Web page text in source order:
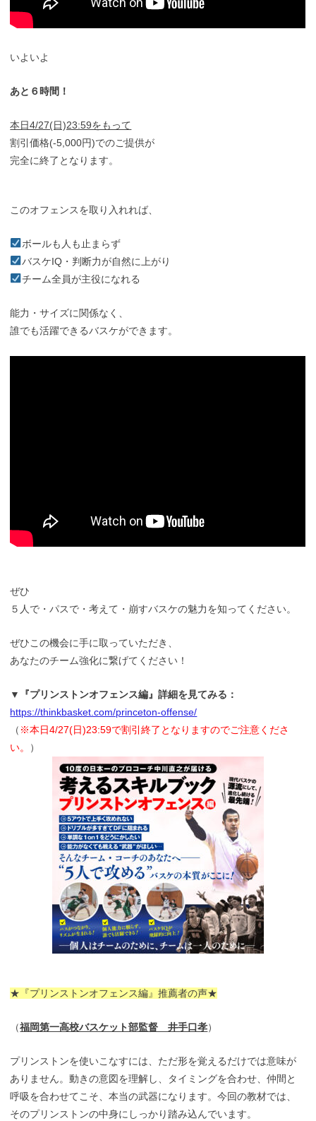
いよいよ
あと６時間！
本日4/27(日)23:59をもって
割引価格(-5,000円)でのご提供が
完全に終了となります。
このオフェンスを取り入れれば、
ボールも人も止まらず
バスケIQ・判断力が自然に上がり
チーム全員が主役になれる
能力・サイズに関係なく、
誰でも活躍できるバスケができます。
ぜひ
５人で・パスで・考えて・崩すバスケの魅力を知ってください。
ぜひこの機会に手に取っていただき、
あなたのチーム強化に繋げてください！
▼『プリンストンオフェンス編』詳細を見てみる：
https://thinkbasket.com/princeton-offense/
（ ※本日4/27(日)23:59で割引終了となりますのでご注意くださ
い。
）
★『プリンストンオフェンス編』推薦者の声★
（福岡第一高校バスケット部監督 井手口孝）
プリンストンを使いこなすには、ただ形を覚えるだけでは意味が
ありません。動きの意図を理解し、タイミングを合わせ、仲間と
呼吸を合わせてこそ、本当の武器になります。今回の教材では、
そのプリンストンの中身にしっかり踏み込んでいます。